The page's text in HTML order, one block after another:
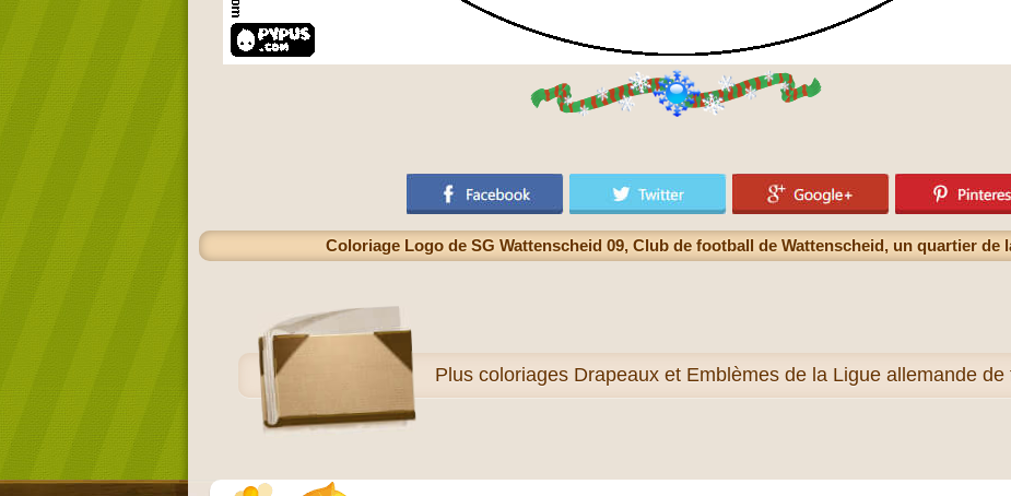
Coloriage Logo de SG Wattenscheid 09, Club de football de Wattenscheid, un quartier de
Plus coloriages Drapeaux et Emblèmes de la Ligue allemande